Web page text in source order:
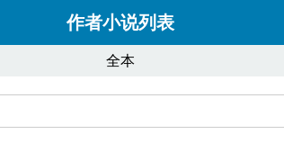
作者小说列表
全本